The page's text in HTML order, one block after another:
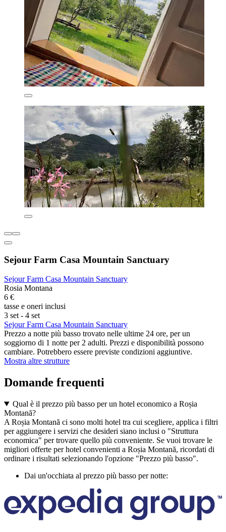
Sejour Farm Casa Mountain Sanctuary
Sejour Farm Casa Mountain Sanctuary
Rosia Montana
6 €
tasse e oneri inclusi
3 set - 4 set
Sejour Farm Casa Mountain Sanctuary
Prezzo a notte più basso trovato nelle ultime 24 ore, per un
soggiorno di 1 notte per 2 adulti. Prezzi e disponibilità possono
cambiare. Potrebbero essere previste condizioni aggiuntive.
Mostra altre strutture
Domande frequenti
Qual è il prezzo più basso per un hotel economico a Roșia
Montană?
A Roșia Montană ci sono molti hotel tra cui scegliere, applica i filtri
per aggiungere i servizi che desideri siano inclusi o "Struttura
economica" per trovare quello più conveniente. Se vuoi trovare le
migliori offerte per hotel convenienti a Roșia Montană, ricordati di
ordinare i risultati selezionando l'opzione "Prezzo più basso".
Dai un'occhiata al prezzo più basso per notte: